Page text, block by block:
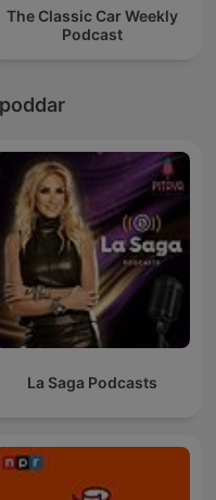
The Classic Car Weekly
Podcast
La Saga Podcasts